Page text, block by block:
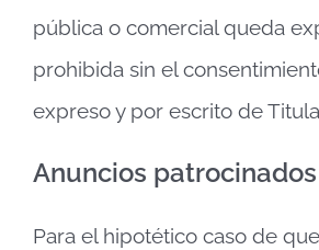
pública o comercial queda
prohibida sin el
expreso y por escrito de
Anuncios patrocinados
Para el hipotético caso de